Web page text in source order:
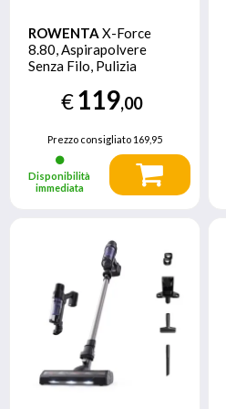
ROWENTA X-Force
8.80, Aspirapolvere
Senza Filo, Pulizia
RH1833
€119,00
Prezzo consigliato169,95
Disponibilità
immediata